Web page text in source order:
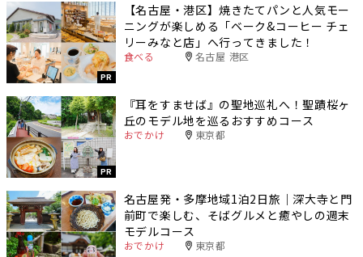
PR
【名古屋・港区】焼きたてパンと人気モー
ニングが楽しめる「ベーク&コーヒー チェ
リーみなと店」へ行ってきました！
食べる 名古屋 港区
PR
『耳をすませば』の聖地巡礼へ！聖蹟桜ヶ
丘のモデル地を巡るおすすめコース
おでかけ 東京都
名古屋発・多摩地域1泊2日旅｜深大寺と門
前町で楽しむ、そばグルメと癒やしの週末
モデルコース
おでかけ 東京都